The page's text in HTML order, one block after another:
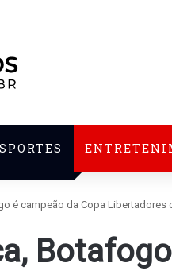
é campeão da Copa Libertadores